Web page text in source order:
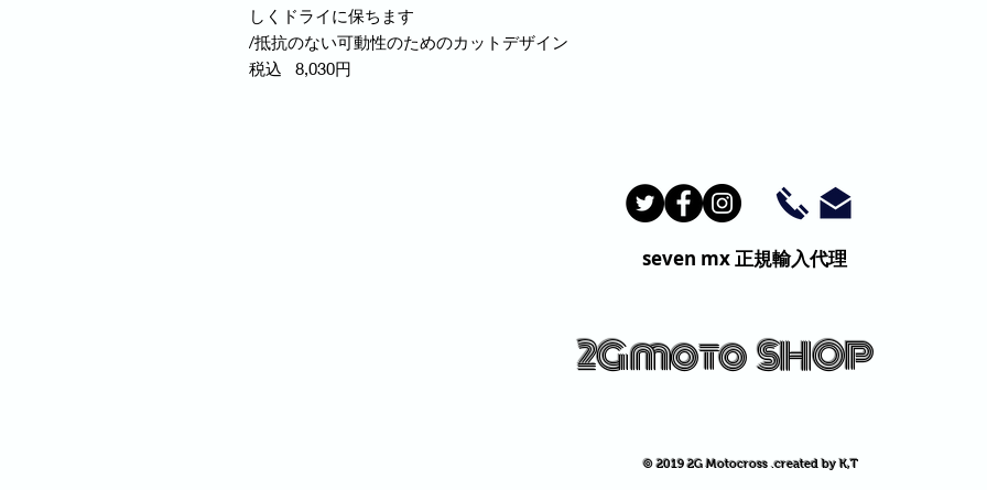
しくドライに保ちます
/抵抗のない可動性のためのカットデザイン
税込 8,030円
seven mx 正規輸入代理
2G motoSHOP
© 2019 2G Motocross .created by K,T